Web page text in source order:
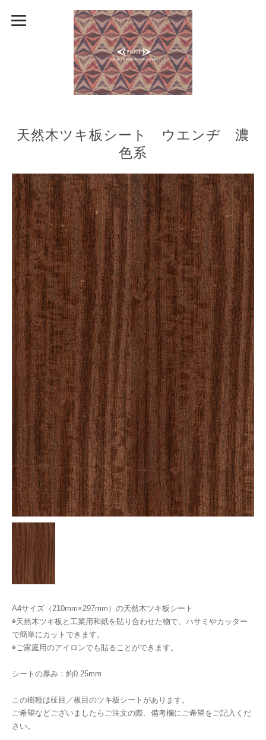
天然木ツキ板シート ウエンヂ 濃
色系
A4サイズ（210mm×297mm）の天然木ツキ板シート
◉天然木ツキ板と工業用和紙を貼り合わせた物で、ハサミやカッター
で簡単にカットできます。
◉ご家庭用のアイロンでも貼ることができます。
シートの厚み：約0.25mm
この樹種は柾目／板目のツキ板シートがあります。
ご希望などございましたらご注文の際、備考欄にご希望をご記入くだ
さい。